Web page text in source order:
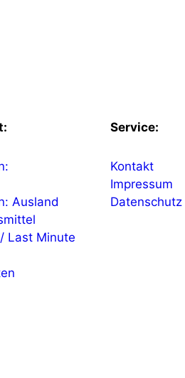
Ausland
Last Minute
Service:
Kontakt
Impressum
Datenschutz